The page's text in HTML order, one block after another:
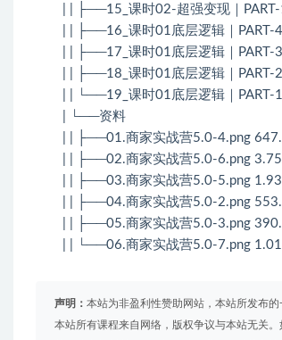
| | ├──15_课时02-超强变现｜
| | ├──16_课时01底层逻辑｜
| | ├──17_课时01底层逻辑｜
| | ├──18_课时01底层逻辑｜
| | └──19_课时01底层逻辑｜
| └──资料
| | ├──01.商家实战营5.0-4.png
| | ├──02.商家实战营5.0-6.png
| | ├──03.商家实战营5.0-5.png
| | ├──04.商家实战营5.0-2.png
| | ├──05.商家实战营5.0-3.png
| | └──06.商家实战营5.0-7.png
声明： 本站为非盈利性赞助网站，本站所发布
本站所有课程来自网络，版权争议与本站无关